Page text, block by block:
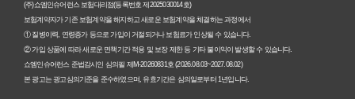
암보험 비갱신형, 왜 지금 선택해야 할까요? 미래 보험료 걱
정 끝내는 방법
갱신형 vs 비갱신형 암보험, 당신에게 더 유리한 선택은? 완
(주)쇼엠인슈어런스 보험대리점(등록번호 제2025030014호)
보험계약자가 기존 보험계약을 해지하고 새로운 보험계약을 체결하는 과정에서
① 질병이력, 연령증가 등으로 가입이 거절되거나 보험료가 인상될 수 있습니다.
② 가입 상품에 따라 새로운 면책기간 적용 및 보장 제한 등 기타 불이익이 발생할 수 있습니다.
쇼엠인슈어런스 준법감시인 심의필 제M-20260831호 (2026.08.03~2027.08.02)
본 광고는 광고심의기준을 준수하였으며, 유효기간은 심의일로부터 1년입니다.